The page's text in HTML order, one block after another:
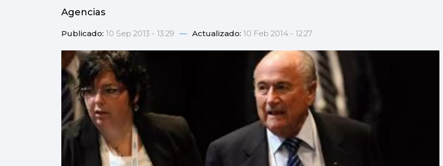
Agencias
Publicado: 10 Sep 2013 - 13:29 — Actualizado: 10 Feb 2014 - 12:27